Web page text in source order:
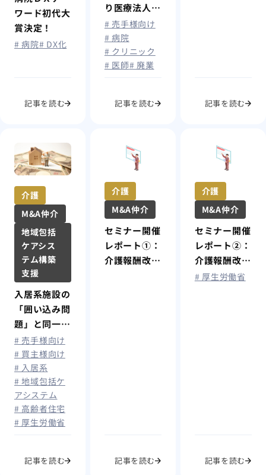
ワード初代大
賞決定！
# 病院# DX化
記事を読む
り医療法人の
相続について
# 売手様向け
# 病院
# クリニック
# 医師# 廃業
記事を読む 記事を読む
介護
M&A仲介
地域包括
ケアシス
テム構築
支援
入居系施設の
「囲い込み問
題」と同一建
物減算につい
て
# 売手様向け
# 買主様向け
# 入居系
# 地域包括ケ
アシステム
# 高齢者住宅
# 厚生労働省
記事を読む
介護
M&A仲介
セミナー開催
レポート①：
介護報酬改定
記事を読む
介護
M&A仲介
セミナー開催
レポート②：
介護報酬改定
の行方と業界
# 厚生労働省
記事を読む